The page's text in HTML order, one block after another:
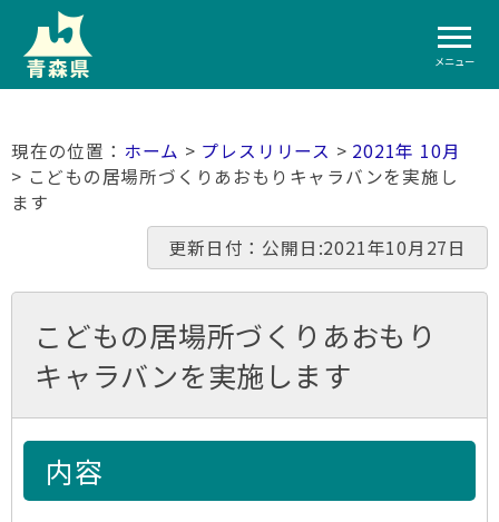
メニュー
ホーム > プレスリリース > 2021年 10月
> こどもの居場所づくりあおもりキャラバンを実施し
ます
更新日付：公開日:2021年10月27日
こどもの居場所づくりあおもり
キャラバンを実施します
内容